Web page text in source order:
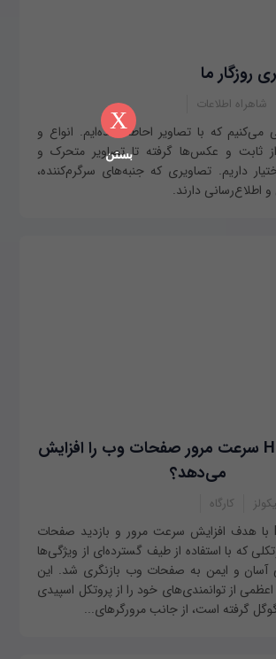
X
بستن
روزگار ما
شاهراه اطلاعات
می‌کنیم که با تصاویر احاطه شده‌ایم. انواع و
ثابت و عکس‌ها گرفته تا تصاویر متحرک و
داریم. تصاویری که جنبه‌های سرگرم‌کننده،
اطلاع‌رسانی دارند.
چگونه HTTP2 سرعت مرور صفحات وب را افزایش
می‌دهد؟
کارگاه
سرانجام HTTP2 با هدف افزایش سرعت مرور و بازدید صفحات
که با استفاده از طیف گسترده‌ای از ویژگی‌ها
و ایمن به صفحات وب بازنگری شد. این
از توانمندی‌های خود را از پروتکل اسپیدی
گرفته است، از جانب مرورگرهای...